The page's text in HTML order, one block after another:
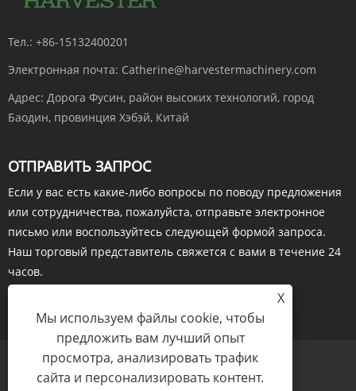
Тел.: +86-15132400201
Электронная почта: Catherine@harvestermachinery.com
Адрес: Дорога Фусин, район высоких технологий, город
Баодин, провинция Хэбэй, Китай
ОТПРАВИТЬ ЗАПРОС
Если у вас есть какие-либо вопросы по поводу предложения
или сотрудничества, пожалуйста, отправьте электронное
письмо или воспользуйтесь следующей формой запроса.
Наш торговый представитель свяжется с вами в течение 24
часов.
X
Мы используем файлы cookie, чтобы
предложить вам лучший опыт
просмотра, анализировать трафик
сайта и персонализировать контент.